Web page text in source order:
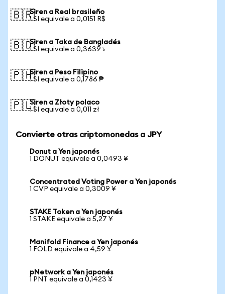
🇧🇷Siren a Real brasileño
1 SI equivale a 0,0151 R$
🇧🇩Siren a Taka de Bangladés
1 SI equivale a 0,3639 ৳
🇵🇭Siren a Peso Filipino
1 SI equivale a 0,1786 ₱
🇵🇱Siren a Złoty polaco
1 SI equivale a 0,011 zł
Convierte otras criptomonedas a JPY
Donut a Yen japonés
1 DONUT equivale a 0,0493 ¥
Concentrated Voting Power a Yen japonés
1 CVP equivale a 0,3009 ¥
STAKE Token a Yen japonés
1 STAKE equivale a 5,27 ¥
Manifold Finance a Yen japonés
1 FOLD equivale a 4,59 ¥
pNetwork a Yen japonés
1 PNT equivale a 0,1423 ¥